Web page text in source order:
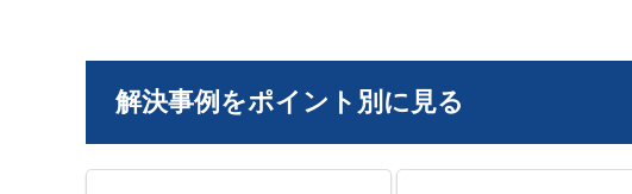
解決事例をポイント別に見る